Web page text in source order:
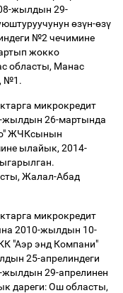
жылдын 29-
өзүн-өзү
№2 чечимине
жокко
областы, Манас
№1.
микрокредит
26-мартында
ЖЧКсынын
ылайык, 2014-
Жалал-Абад
микрокредит
2010-жылдын 10-
"Аэр энд Компани"
25-апрелиндеги
29-апрелинен
дареги: Ош областы,